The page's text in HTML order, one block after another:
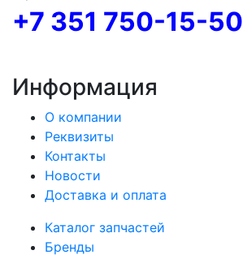
+7 351 750-15-50
Информация
О компании
Реквизиты
Контакты
Новости
Доставка и оплата
Каталог запчастей
Бренды